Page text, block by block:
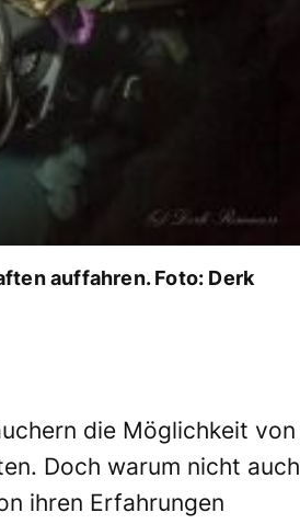
auffahren. Foto: Derk
die Möglichkeit von
Doch warum nicht auch
ihren Erfahrungen